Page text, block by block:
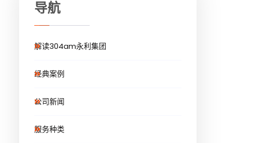
导航
解读304am永利集团
经典案例
公司新闻
服务种类